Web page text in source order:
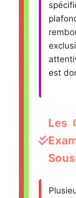
est
Les